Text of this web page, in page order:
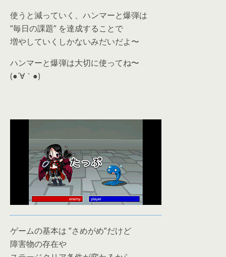
使うと減っていく、ハンマーと爆弾は
”毎日の課題” を達成することで
増やしていくしかないみだいだよ〜
ハンマーと爆弾は大切に使ってね〜
(●´∀｀●)
ゲームの基本は ”さめがめ”だけど
障害物の存在や